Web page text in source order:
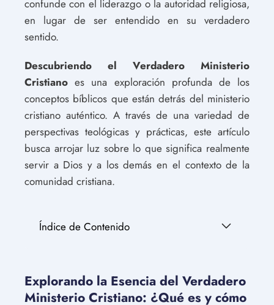
confunde con el liderazgo o la autoridad religiosa,
en lugar de ser entendido en su verdadero
sentido.
Descubriendo el Verdadero Ministerio
Cristiano es una exploración profunda de los
conceptos bíblicos que están detrás del ministerio
cristiano auténtico. A través de una variedad de
perspectivas teológicas y prácticas, este artículo
busca arrojar luz sobre lo que significa realmente
servir a Dios y a los demás en el contexto de la
comunidad cristiana.
Índice de Contenido
Explorando la Esencia del Verdadero
Ministerio Cristiano: ¿Qué es y cómo